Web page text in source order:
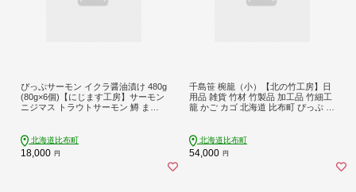
ぴっぷサーモン イクラ醤油漬け 480g
(80g×6個)【にじます工房】サーモン
ニジマス トラウトサーモン 鱒 ます
北海道 比布町 ぴっぷ 1009-007
北海道比布町
18,000 円
千島笹 椀籠（小）【北の竹工房】日
用品 雑貨 竹材 竹製品 加工品 竹細工
籠 かご カゴ 北海道 比布町 ぴっぷ 10
北海道比布町
54,000 円